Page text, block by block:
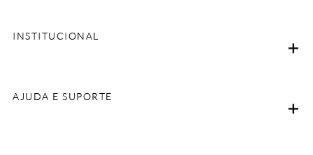
INSTITUCIONAL
AJUDA E SUPORTE